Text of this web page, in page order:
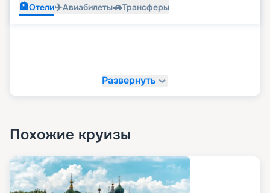
🏨Отели✈️Авиабилеты🚗Трансферы
Развернуть
Похожие круизы